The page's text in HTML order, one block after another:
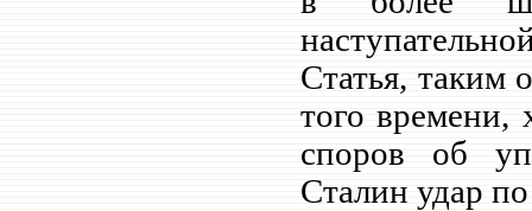
Статья, таким
того времени,
споров об
Сталин удар